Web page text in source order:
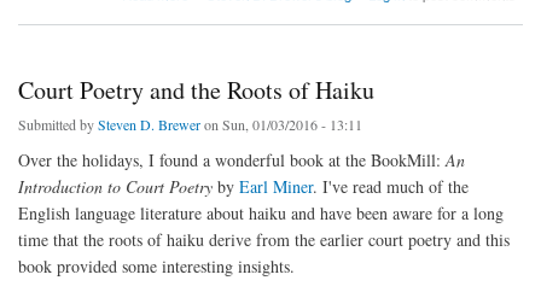
Court Poetry and the Roots of Haiku
Submitted bySteven D. Breweron Sun, 01/03/2016 - 13:11
Over the holidays, I found a wonderful book at the BookMill:An
Introduction to Court Poetry by Earl Miner. I've read much of the
English language literature about haiku and have been aware for a long
time that the roots of haiku derive from the earlier court poetry and this
book provided some interesting insights.